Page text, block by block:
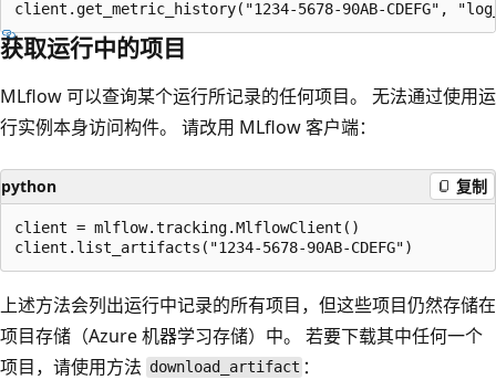
获取运行中的项目
MLflow 可以查询某个运行所记录的任何项目。 无法通过使用运
行实例本身访问构件。 请改用 MLflow 客户端：
python 复制
client = mlflow.tracking.MlflowClient()
上述方法会列出运行中记录的所有项目，但这些项目仍然存储在
项目存储（Azure 机器学习存储）中。 若要下载其中任何一个
项目，请使用方法 download_artifact ：